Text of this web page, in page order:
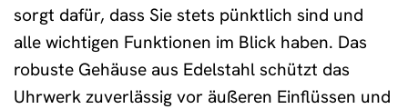
sorgt dafür, dass Sie stets pünktlich sind und
alle wichtigen Funktionen im Blick haben. Das
robuste Gehäuse aus Edelstahl schützt das
Uhrwerk zuverlässig vor äußeren Einflüssen und